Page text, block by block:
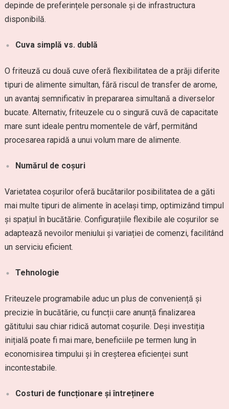
depinde de preferințele personale și de infrastructura
disponibilă.
Cuva simplă vs. dublă
O friteuză cu două cuve oferă flexibilitatea de a prăji diferite
tipuri de alimente simultan, fără riscul de transfer de arome,
un avantaj semnificativ în prepararea simultană a diverselor
bucate. Alternativ, friteuzele cu o singură cuvă de capacitate
mare sunt ideale pentru momentele de vârf, permitând
procesarea rapidă a unui volum mare de alimente.
Numărul de coșuri
Varietatea coșurilor oferă bucătarilor posibilitatea de a găti
mai multe tipuri de alimente în același timp, optimizând timpul
și spațiul în bucătărie. Configurațiile flexibile ale coșurilor se
adaptează nevoilor meniului și variației de comenzi, facilitând
un serviciu eficient.
Tehnologie
Friteuzele programabile aduc un plus de conveniență și
precizie în bucătărie, cu funcții care anunță finalizarea
gătitului sau chiar ridică automat coșurile. Deși investiția
inițială poate fi mai mare, beneficiile pe termen lung în
economisirea timpului și în creșterea eficienței sunt
incontestabile.
Costuri de funcționare și întreținere